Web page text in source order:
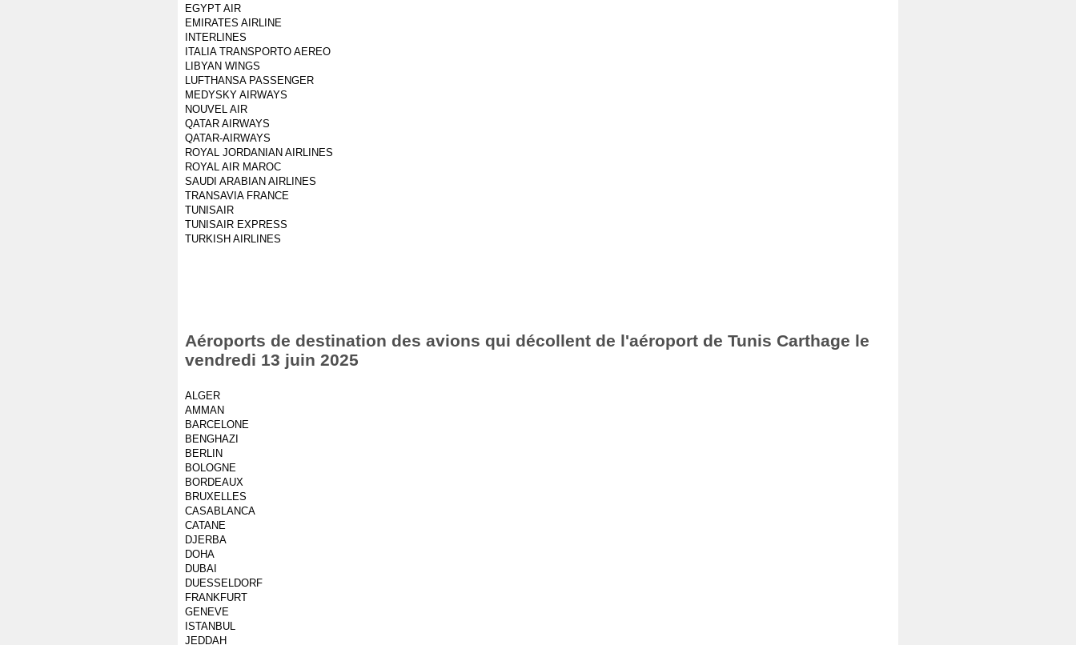
EGYPT AIR
EMIRATES AIRLINE
INTERLINES
ITALIA TRANSPORTO AEREO
LIBYAN WINGS
LUFTHANSA PASSENGER
MEDYSKY AIRWAYS
NOUVEL AIR
QATAR AIRWAYS
QATAR-AIRWAYS
ROYAL JORDANIAN AIRLINES
ROYAL AIR MAROC
SAUDI ARABIAN AIRLINES
TRANSAVIA FRANCE
TUNISAIR
TUNISAIR EXPRESS
TURKISH AIRLINES
Aéroports de destination des avions qui décollent de l'aéroport de Tunis Carthage le
vendredi 13 juin 2025
ALGER
AMMAN
BARCELONE
BENGHAZI
BERLIN
BOLOGNE
BORDEAUX
BRUXELLES
CASABLANCA
CATANE
DJERBA
DOHA
DUBAI
DUESSELDORF
FRANKFURT
GENEVE
ISTANBUL
JEDDAH